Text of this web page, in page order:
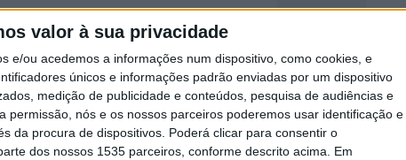
valor à sua privacidade
e/ou acedemos a informações num dispositivo, como cookies, e
únicos e informações padrão enviadas por um dispositivo
medição de publicidade e conteúdos, pesquisa de audiências e
permissão, nós e os nossos parceiros poderemos usar identificação e
da procura de dispositivos. Poderá clicar para consentir o
dos nossos 1535 parceiros, conforme descrito acima. Em
Segurança
do
justificam
7 de Agosto, 2026